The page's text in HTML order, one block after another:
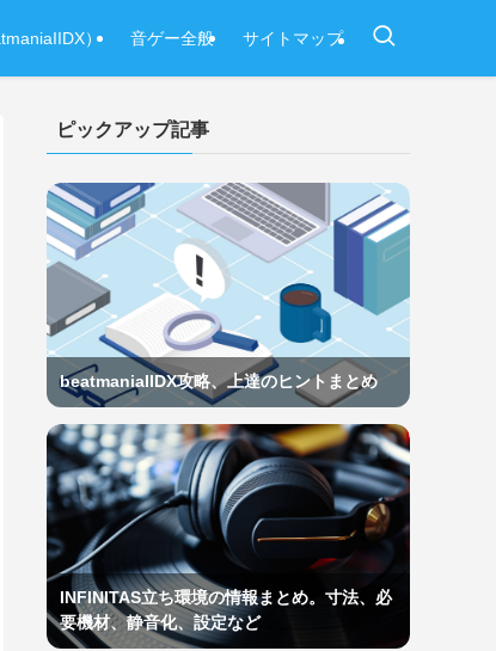
） 音ゲー全般 サイトマップ
ピックアップ記事
beatmaniaIIDX攻略、上達のヒントまとめ
INFINITAS立ち環境の情報まとめ。寸法、必
要機材、静音化、設定など